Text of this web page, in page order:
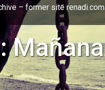
– former site renadi.com
Mañana